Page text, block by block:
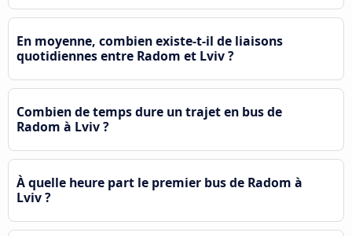
En moyenne, combien existe-t-il de liaisons
quotidiennes entre Radom et Lviv ?
Combien de temps dure un trajet en bus de
Radom à Lviv ?
À quelle heure part le premier bus de Radom à
Lviv ?